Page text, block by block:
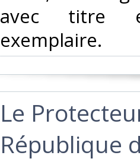
avec titre
exemplaire.‎
‎Le
République